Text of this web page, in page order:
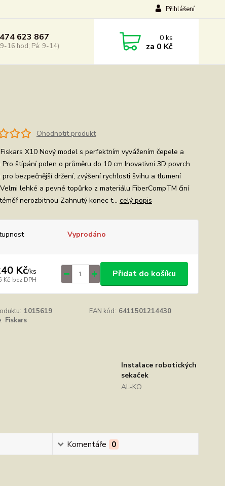
Přihlášení
623 867
16 hod; Pá: 9-14)
0ks
za 0 Kč
Ohodnotit produkt
X10 Nový model s perfektním vyvážením čepele a
štípání polen o průměru do 10 cm Inovativní 3D povrch
bezpečnější držení, zvýšení rychlosti švihu a tlumení
lehké a pevné topůrko z materiálu FiberCompTM činí
nerozbitnou Zahnutý konec t... celý popis
Vyprodáno
Kč/ks
Kč bez DPH
Přidat do košíku
1015619 EAN kód: 6411501214430
Fiskars
Instalace robotických
sekaček
AL-KO
Komentáře 0